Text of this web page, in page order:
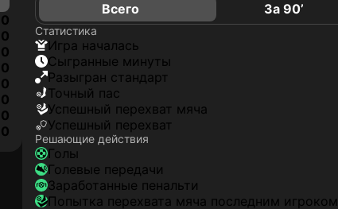
0
0
0
0
0
0
0
Всего За 90’
Статистика
игра началась
сыгранные минуты
разыгран стандарт
точный пас
успешный перехват мяча
успешный перехват
Решающие действия
голы
голевые передачи
заработанные пенальти
попытка перехвата мяча последним игроком